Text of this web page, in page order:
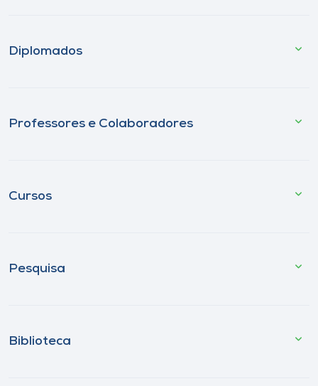
Diplomados
Professores e Colaboradores
Cursos
Pesquisa
Biblioteca